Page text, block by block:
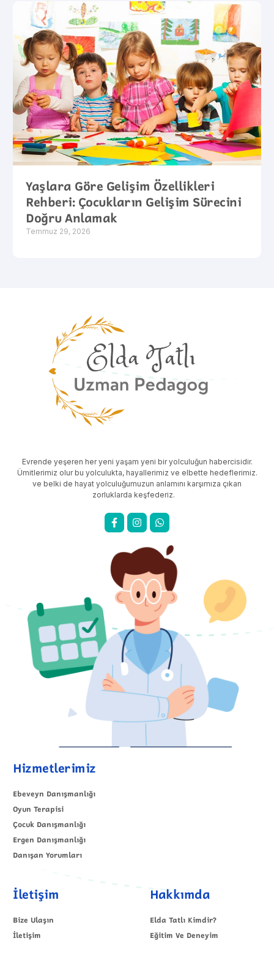
Yaşlara Göre Gelişim Özellikleri
Rehberi: Çocukların Gelişim Sürecini
Doğru Anlamak
Temmuz 29, 2026
Evrende yeşeren her yeni yaşam yeni bir yolculuğun habercisidir.
Ümitlerimiz olur bu yolculukta, hayallerimiz ve elbette hedeflerimiz.
ve belki de hayat yolculuğumuzun anlamını karşımıza çıkan
zorluklarda keşfederiz.
Hizmetlerimiz
Ebeveyn Danışmanlığı
Oyun Terapisi
Çocuk Danışmanlığı
Ergen Danışmanlığı
Danışan Yorumları
İletişim
Bize Ulaşın
İletişim
Hakkımda
Elda Tatlı Kimdir?
Eğitim Ve Deneyim